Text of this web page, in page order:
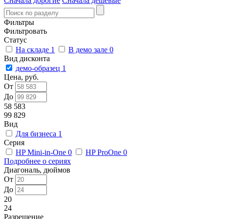
Фильтры
Фильтровать
Статус
На складе 1 В демо зале 0
Вид дисконта
демо-образец 1
Цена, руб.
От
До
58 583
99 829
Вид
Для бизнеса 1
Серия
HP Mini-in-One 0 HP ProOne 0
Подробнее о сериях
Диагональ, дюймов
От
До
20
24
Разрешение